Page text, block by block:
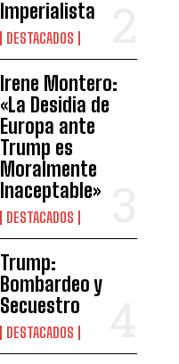
Imperialista
DESTACADOS
Irene Montero:
«La Desidia de
Europa ante
Trump es
Moralmente
Inaceptable»
DESTACADOS
Trump:
Bombardeo y
Secuestro
DESTACADOS